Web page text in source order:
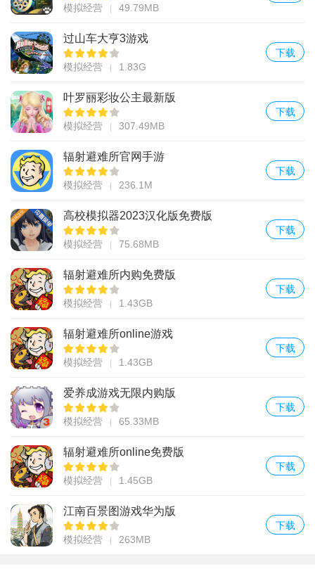
模拟经营 49.79MB
过山车大亨3游戏
模拟经营 1.83G
下载
叶罗丽彩妆公主最新版
模拟经营 307.49MB
下载
辐射避难所官网手游
模拟经营 236.1M
下载
高校模拟器2023汉化版免费版
模拟经营 75.68MB
下载
辐射避难所内购免费版
模拟经营 1.43GB
下载
辐射避难所online游戏
模拟经营 1.43GB
下载
爱养成游戏无限内购版
模拟经营 65.33MB
下载
辐射避难所online免费版
模拟经营 1.45GB
下载
江南百景图游戏华为版
模拟经营 263MB
下载